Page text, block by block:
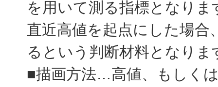
を用いて測る指標となり
直近高値を起点にした場合
るという判断材料となりま
■描画方法…高値、もしく